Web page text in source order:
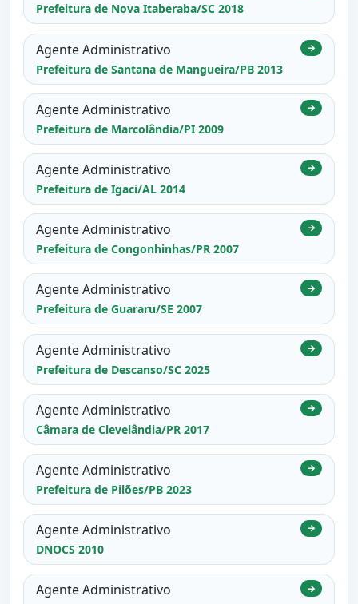
Prefeitura de Nova Itaberaba/SC 2018
Agente Administrativo
Prefeitura de Santana de Mangueira/PB 2013
→
Agente Administrativo
Prefeitura de Marcolândia/PI 2009
→
Agente Administrativo
Prefeitura de Igaci/AL 2014
→
Agente Administrativo
Prefeitura de Congonhinhas/PR 2007
→
Agente Administrativo
Prefeitura de Guararu/SE 2007
→
Agente Administrativo
Prefeitura de Descanso/SC 2025
→
Agente Administrativo
Câmara de Clevelândia/PR 2017
→
Agente Administrativo
Prefeitura de Pilões/PB 2023
→
Agente Administrativo
DNOCS 2010
→
Agente Administrativo →